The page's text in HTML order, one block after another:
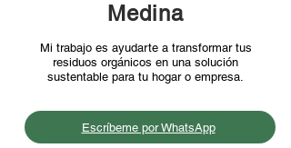
Medina
Mi trabajo es ayudarte a transformar tus
residuos orgánicos en una solución
sustentable para tu hogar o empresa.
Escríbeme por WhatsApp